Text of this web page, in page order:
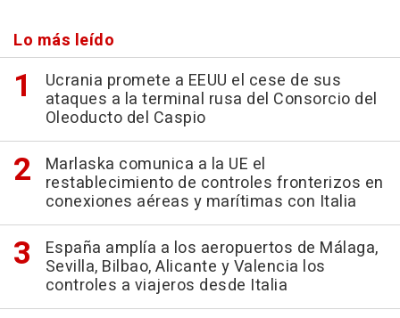
Lo más leído
Ucrania promete a EEUU el cese de sus
ataques a la terminal rusa del Consorcio del
Oleoducto del Caspio
Marlaska comunica a la UE el
restablecimiento de controles fronterizos en
conexiones aéreas y marítimas con Italia
España amplía a los aeropuertos de Málaga,
Sevilla, Bilbao, Alicante y Valencia los
controles a viajeros desde Italia